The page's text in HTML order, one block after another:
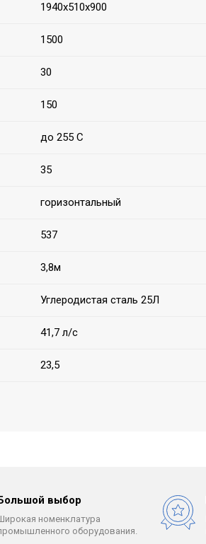
1940х510х900
1500
30
150
до 255 С
35
горизонтальный
537
3,8м
Углеродистая сталь 25Л
41,7 л/с
23,5
выбор
номенклатура
оборудования.